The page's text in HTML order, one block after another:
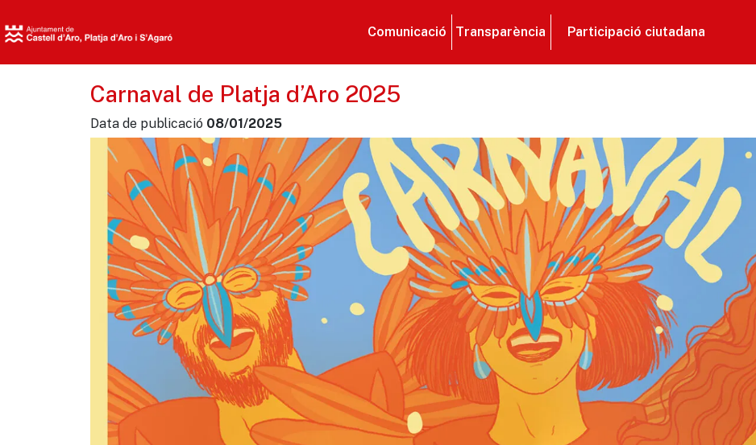
Comunicació Transparència Participació ciutadana
Carnaval de Platja d’Aro 2025
Data de publicació 08/01/2025